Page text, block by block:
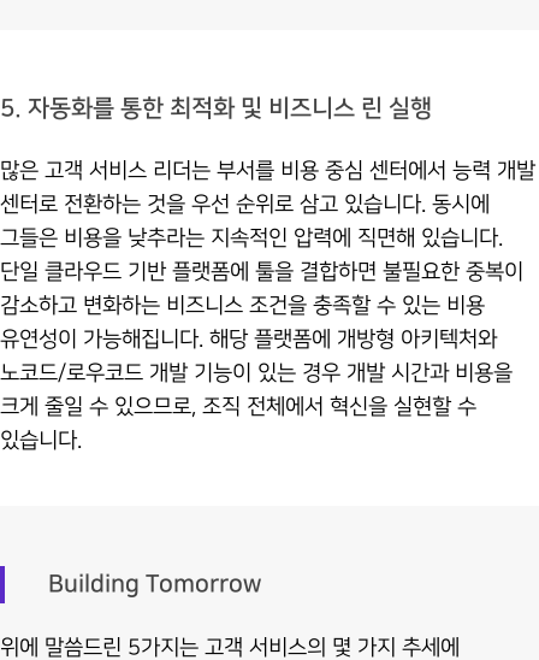
5. 자동화를 통한 최적화 및 비즈니스 린 실행
많은 고객 서비스 리더는 부서를 비용 중심 센터에서 능력 개발
센터로 전환하는 것을 우선 순위로 삼고 있습니다. 동시에
그들은 비용을 낮추라는 지속적인 압력에 직면해 있습니다.
단일 클라우드 기반 플랫폼에 툴을 결합하면 불필요한 중복이
감소하고 변화하는 비즈니스 조건을 충족할 수 있는 비용
유연성이 가능해집니다. 해당 플랫폼에 개방형 아키텍처와
노코드/로우코드 개발 기능이 있는 경우 개발 시간과 비용을
크게 줄일 수 있으므로, 조직 전체에서 혁신을 실현할 수
있습니다.
Building Tomorrow
위에 말씀드린 5가지는 고객 서비스의 몇 가지 추세에